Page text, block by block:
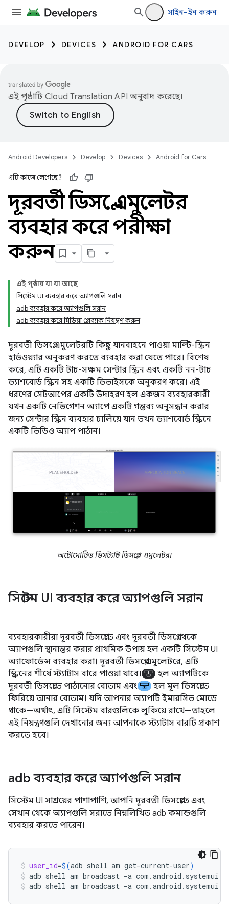
সাইন-ইন করুন
DEVELOP DEVICES ANDROID FOR CARS
এই পৃষ্ঠাটি Cloud Translation API অনুবাদ করেছে।
Android Developers Develop Devices Android for Cars
এটি কাজে লেগেছে?
দূরবর্তী ডিসপ্লে এমুলেটর
ব্যবহার করে পরীক্ষা
করুন
এই পৃষ্ঠায় যা যা আছে
সিস্টেম UI ব্যবহার করে অ্যাপগুলি সরান
adb ব্যবহার করে অ্যাপগুলি সরান
adb ব্যবহার করে মিডিয়া প্লেব্যাক নিয়ন্ত্রণ করুন
দূরবর্তী ডিসপ্লে এমুলেটরটি কিছু যানবাহনে পাওয়া মাল্টি-স্ক্রিন
হার্ডওয়্যার অনুকরণ করতে ব্যবহার করা যেতে পারে। বিশেষ
করে, এটি একটি টাচ-সক্ষম সেন্টার স্ক্রিন এবং একটি নন-টাচ
ড্যাশবোর্ড স্ক্রিন সহ একটি ডিভাইসকে অনুকরণ করে। এই
ধরণের সেটআপের একটি উদাহরণ হল একজন ব্যবহারকারী
যখন একটি নেভিগেশন অ্যাপে একটি গন্তব্য অনুসন্ধান করার
জন্য সেন্টার স্ক্রিন ব্যবহার চালিয়ে যান তখন ড্যাশবোর্ড স্ক্রিনে
একটি ভিডিও অ্যাপ পাঠান।
অটোমোটিভ ডিসট্যান্ট ডিসপ্লে এমুলেটর।
সিস্টেম UI ব্যবহার করে অ্যাপগুলি সরান
ব্যবহারকারীরা দূরবর্তী ডিসপ্লেতে এবং দূরবর্তী ডিসপ্লে থেকে
অ্যাপগুলি স্থানান্তর করার প্রাথমিক উপায় হল একটি সিস্টেম UI
অ্যাফোর্ডেন্স ব্যবহার করা। দূরবর্তী ডিসপ্লে এমুলেটরে, এটি
স্ক্রিনের শীর্ষে স্ট্যাটাস বারে পাওয়া যাবে।
হল অ্যাপটিকে
দূরবর্তী ডিসপ্লেতে পাঠানোর বোতাম এবং
হল মূল ডিসপ্লেতে
ফিরিয়ে আনার বোতাম। যদি আপনার অ্যাপটি ইমারসিভ মোডে
থাকে—অর্থাৎ, এটি সিস্টেম বারগুলিকে লুকিয়ে রাখে—তাহলে
এই নিয়ন্ত্রণগুলি দেখানোর জন্য আপনাকে স্ট্যাটাস বারটি প্রকাশ
করতে হবে।
adb ব্যবহার করে অ্যাপগুলি সরান
সিস্টেম UI সাশ্রয়ের পাশাপাশি, আপনি দূরবর্তী ডিসপ্লেতে এবং
সেখান থেকে অ্যাপগুলি সরাতে নিম্নলিখিত adb কমান্ডগুলি
ব্যবহার করতে পারেন।
user_id=$(adb shell am get-current-user)
adb shell am broadcast -a
adb shell am broadcast -a